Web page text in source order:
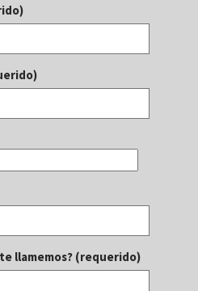
llamemos? (requerido)